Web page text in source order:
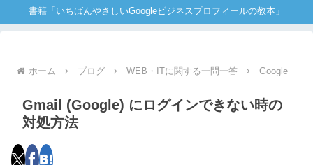
書籍「いちばんやさしいGoogleビジネスプロフィールの教本」
ホーム ブログ WEB・ITに関する一問一答 Google
Gmail (Google) にログインできない時の
対処方法